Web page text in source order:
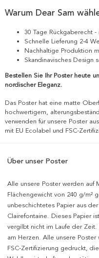
Warum Dear Sam
30 Tage Rückgaberecht
Schnelle Lieferung 2-4
Nachhaltige Produktion
Skandinavisches Design
Bestellen Sie Ihr Poster heute
nordischer Eleganz.
Das Poster hat eine matte
hochwertigem,
verwenden für unsere Poster
mit EU Ecolabel und FSC-
Über unser Poster
Alle unsere Poster werden auf
Flächengewicht von 240 g/m²
unbeschichtetes Papier aus
Clairefontaine. Dieses Papier
vergilbt nicht im Laufe der
am Herzen. Alle unsere Poster
FSC-Zertifizierung gedruckt,